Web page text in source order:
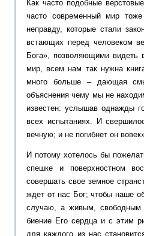
Как часто подобные
часто современный мир
неправду, которые стали
встающих перед человеком
Бога», позволяющими видеть
мир, всем нам так нужна
много больше – дающая
объяснения чему мы не
известен: услышав однажды
всех испытаниях. И
вечную; и не погибнет он
И потому хотелось бы
спешке и поверхностном
совершать свое земное
ждет от нас Бог; чтобы наше
случаю, а живым,
биение Его сердца и с этим
для каждого из нас